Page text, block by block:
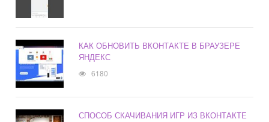
КАК ОБНОВИТЬ ВКОНТАКТЕ В БРАУЗЕРЕ
ЯНДЕКС
6180
СПОСОБ СКАЧИВАНИЯ ИГР ИЗ ВКОНТАКТЕ